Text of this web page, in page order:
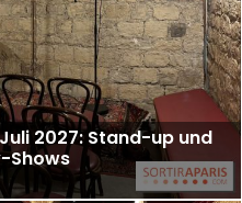
2027: Stand-up und
Shows